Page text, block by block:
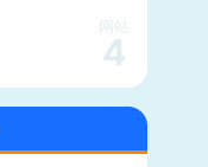
网站
4